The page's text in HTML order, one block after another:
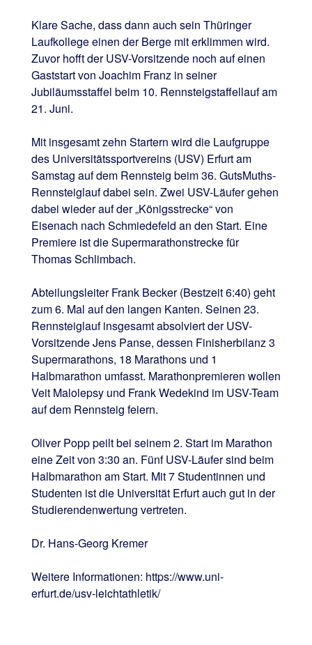
Klare Sache, dass dann auch sein Thüringer
Laufkollege einen der Berge mit erklimmen wird.
Zuvor hofft der USV-Vorsitzende noch auf einen
Gaststart von Joachim Franz in seiner
Jubiläumsstaffel beim 10. Rennsteigstaffellauf am
21. Juni.
Mit insgesamt zehn Startern wird die Laufgruppe
des Universitätssportvereins (USV) Erfurt am
Samstag auf dem Rennsteig beim 36. GutsMuths-
Rennsteiglauf dabei sein. Zwei USV-Läufer gehen
dabei wieder auf der „Königsstrecke“ von
Eisenach nach Schmiedefeld an den Start. Eine
Premiere ist die Supermarathonstrecke für
Thomas Schlimbach.
Abteilungsleiter Frank Becker (Bestzeit 6:40) geht
zum 6. Mal auf den langen Kanten. Seinen 23.
Rennsteiglauf insgesamt absolviert der USV-
Vorsitzende Jens Panse, dessen Finisherbilanz 3
Supermarathons, 18 Marathons und 1
Halbmarathon umfasst. Marathonpremieren wollen
Veit Malolepsy und Frank Wedekind im USV-Team
auf dem Rennsteig feiern.
Oliver Popp peilt bei seinem 2. Start im Marathon
eine Zeit von 3:30 an. Fünf USV-Läufer sind beim
Halbmarathon am Start. Mit 7 Studentinnen und
Studenten ist die Universität Erfurt auch gut in der
Studierendenwertung vertreten.
Dr. Hans-Georg Kremer
Weitere Informationen: https://www.uni-
erfurt.de/usv-leichtathletik/